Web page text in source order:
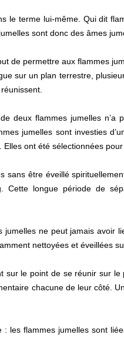
le terme lui-même. Qui dit
sont donc des âmes
de permettre aux flammes
sur un plan terrestre,
deux flammes jumelles
jumelles sont investies
Elles ont été sélectionnées
sans être éveillé
Cette longue période de
jumelles ne peut jamais avoir
nettoyées et éveillées
sur le point de se réunir sur
chacune de leur côté.
les flammes jumelles sont